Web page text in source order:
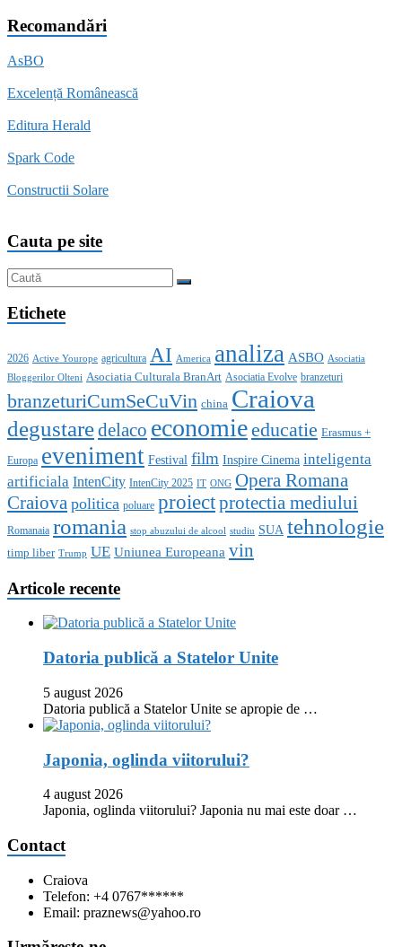
Recomandări
AsBO
Excelență Românească
Editura Herald
Spark Code
Constructii Solare
Cauta pe site
Etichete
2026 Active Yourope agricultura AI America analiza ASBO Asociatia
Bloggerilor Olteni Asociatia Culturala BranArt Asociatia Evolve branzeturi
branzeturiCumSeCuVin china Craiova
degustaredelaco economieeducatie Erasmus +
Europa eveniment Festival film Inspire Cinema inteligenta
artificiala IntenCity IntenCity 2025 IT ONG Opera Romana
Craiova politica poluare proiectprotectia mediului
Romanaia romania stop abuzului de alcool studiu SUA tehnologie
timp liber Trump UE Uniunea Europeana vin
Articole recente
Datoria publică a Statelor Unite
5 august 2026
Datoria publică a Statelor Unite se apropie de …
Japonia, oglinda viitorului?
4 august 2026
Japonia, oglinda viitorului? Japonia nu mai este doar …
Contact
Craiova
Telefon: +4 0767******
Email: praznews@yahoo.ro